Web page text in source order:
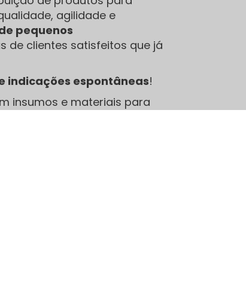
agilidade e
pequenos
de clientes satisfeitos que já
indicações espontâneas!
insumos e materiais para